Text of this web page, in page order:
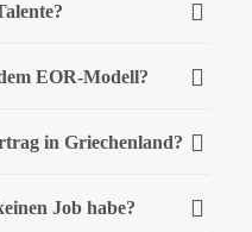
EOR-Modell?
in Griechenland?
Job habe?